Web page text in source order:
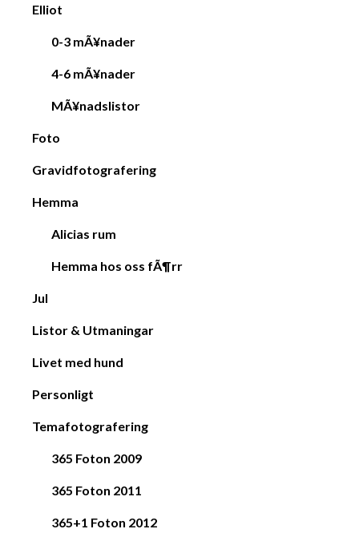
Elliot
0-3 mÃ¥nader
4-6 mÃ¥nader
MÃ¥nadslistor
Foto
Gravidfotografering
Hemma
Alicias rum
Hemma hos oss fÃ¶rr
Jul
Listor & Utmaningar
Livet med hund
Personligt
Temafotografering
365 Foton 2009
365 Foton 2011
365+1 Foton 2012